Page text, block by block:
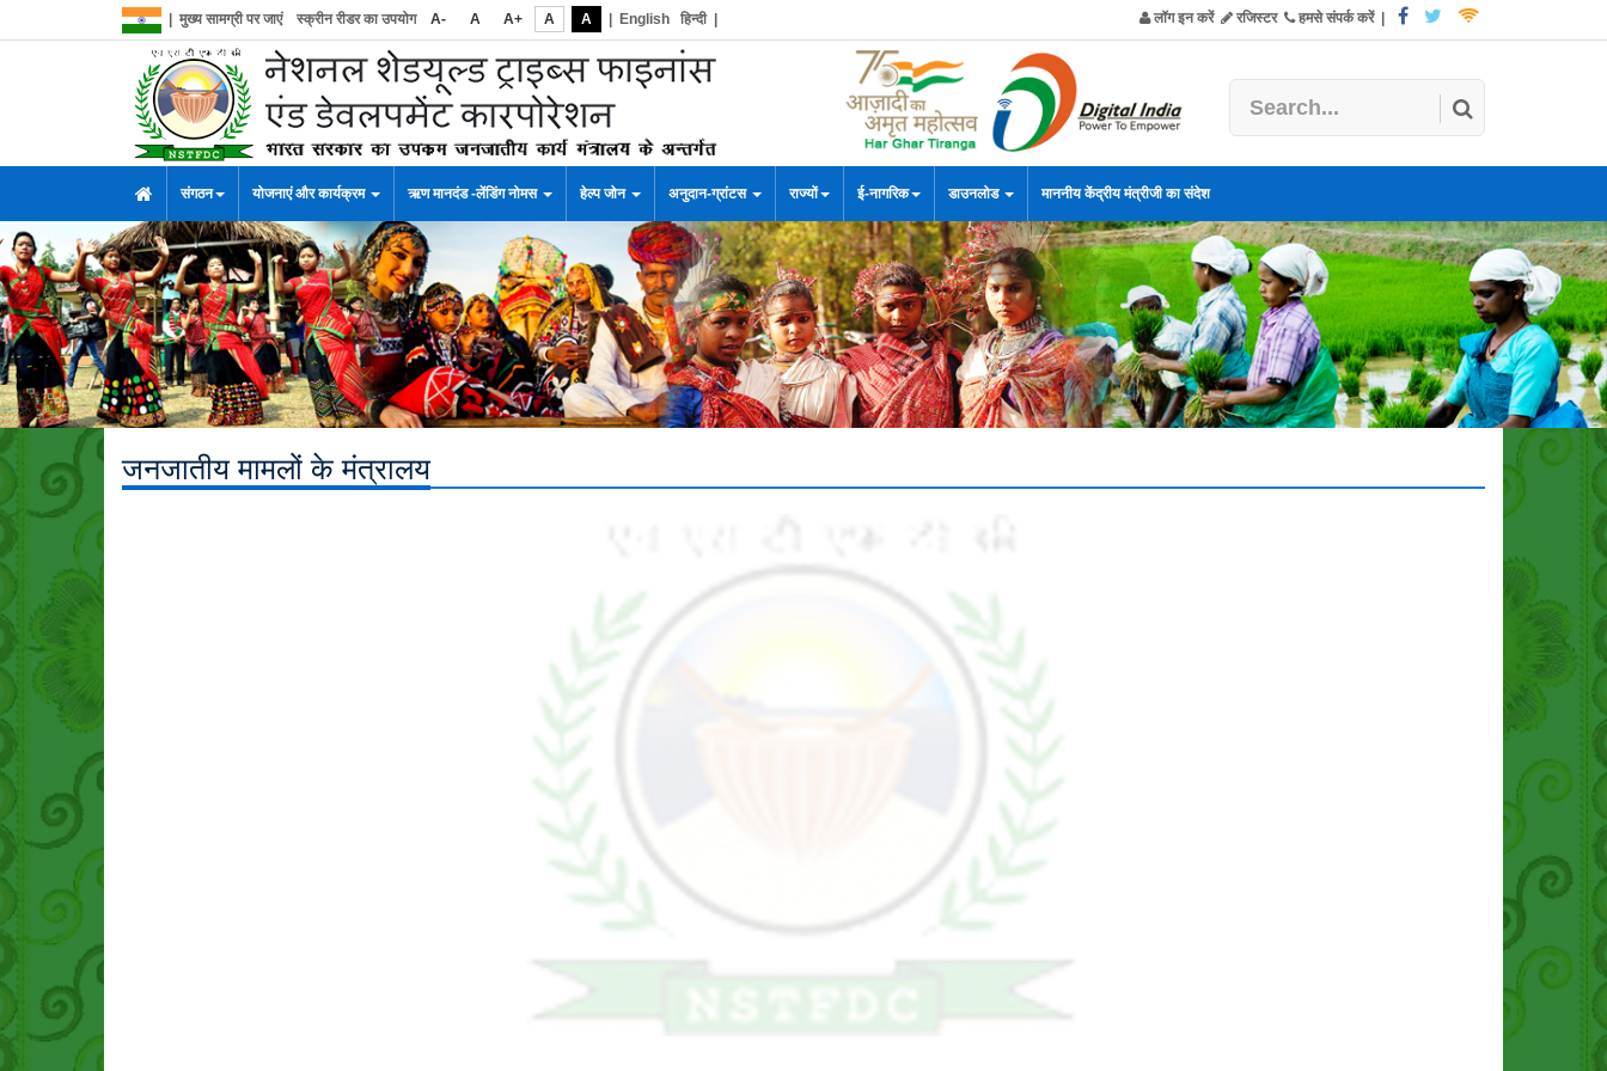
मुख्य सामग्री पर जाएं स्क्रीन रीडर का उपयोग A- A A+ A A English हिन्दी| लॉग इन करें रजिस्टर हमसे संपर्क करें|
संगठन योजनाएं और कार्यक्रम ऋण मानदंड -लेंडिंग नोमस हेल्प जोन अनुदान-ग्रांटस राज्यों ई-नागरिक डाउनलोड माननीय केंद्रीय मंत्रीजी का संदेश
जनजातीय मामलों के मंत्रालय